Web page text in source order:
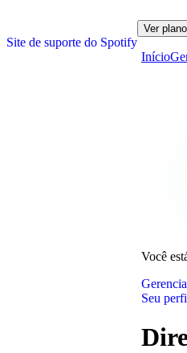
Site de suporte do Spotify
Ver
Início
Você
Seu